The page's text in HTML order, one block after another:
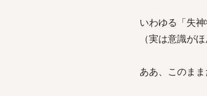
いわゆる「失神
（実は意識が
ああ、このま